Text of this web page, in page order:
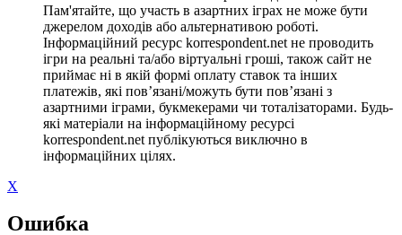
Пам'ятайте, що участь в азартних іграх не може бути
джерелом доходів або альтернативою роботі.
Інформаційний ресурс korrespondent.net не проводить
ігри на реальні та/або віртуальні гроші, також сайт не
приймає ні в якій формі оплату ставок та інших
платежів, які пов’язані/можуть бути пов’язані з
азартними іграми, букмекерами чи тоталізаторами. Будь-
які матеріали на інформаційному ресурсі
korrespondent.net публікуються виключно в
інформаційних цілях.
X
Ошибка